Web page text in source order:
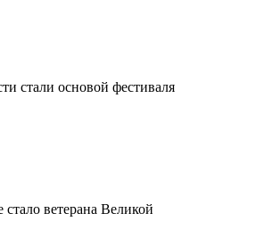
стали основой фестиваля
ветерана Великой